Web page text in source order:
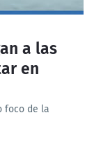
a las
en
foco de la